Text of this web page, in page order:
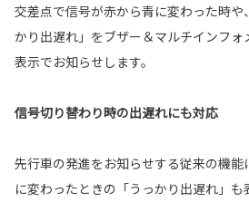
交差点で信号が赤から青に変わった時や
かり出遅れ」をブザー＆マルチインフォ
表示でお知らせします。
信号切り替わり時の出遅れにも対応
先行車の発進をお知らせする従来の機
に変わったときの「うっかり出遅れ」